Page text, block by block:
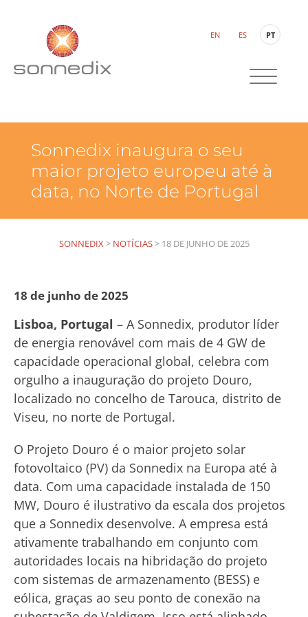
EN ES PT
Sonnedix inaugura o seu
maior projeto europeu até à
data, no Norte de Portugal
SONNEDIX> NOTÍCIAS> 18 DE JUNHO DE 2025
18 de junho de 2025
Lisboa, Portugal – A Sonnedix, produtor líder
de energia renovável com mais de 4 GW de
capacidade operacional global, celebra com
orgulho a inauguração do projeto Douro,
localizado no concelho de Tarouca, distrito de
Viseu, no norte de Portugal.
O Projeto Douro é o maior projeto solar
fotovoltaico (PV) da Sonnedix na Europa até à
data. Com uma capacidade instalada de 150
MW, Douro é ilustrativo da escala dos projetos
que a Sonnedix desenvolve. A empresa está
ativamente trabalhando em conjunto com
autoridades locais na hibridação do projeto
com sistemas de armazenamento (BESS) e
eólica, graças ao seu ponto de conexão na